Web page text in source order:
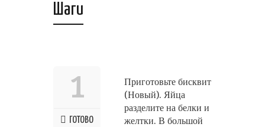
Шаги
1
ГОТОВО
Приготовьте бисквит
(Новый). Яйца
разделите на белки и
желтки. В большой